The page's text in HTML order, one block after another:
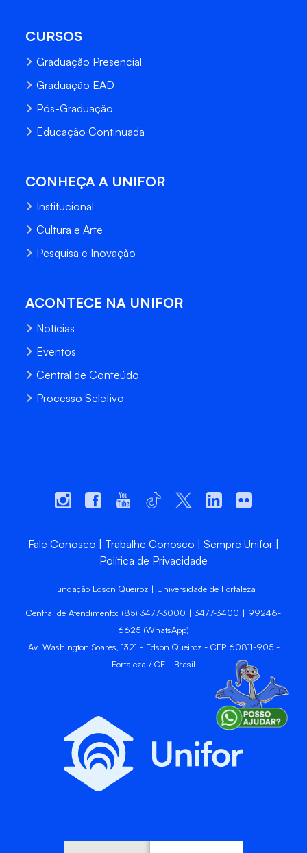
CURSOS
Graduação Presencial
Graduação EAD
Pós-Graduação
Educação Continuada
CONHEÇA A UNIFOR
Institucional
Cultura e Arte
Pesquisa e Inovação
ACONTECE NA UNIFOR
Notícias
Eventos
Central de Conteúdo
Processo Seletivo
Fale Conosco Trabalhe Conosco
Sempre Unifor
Política de Privacidade
Fundação Edson Queiroz | Universidade de Fortaleza
Central de Atendimento: (85) 3477-3000 | 3477-3400 | 99246-
6625 (WhatsApp)
Av. Washington Soares, 1321 - Edson Queiroz - CEP 60811-905 -
Fortaleza / CE - Brasil